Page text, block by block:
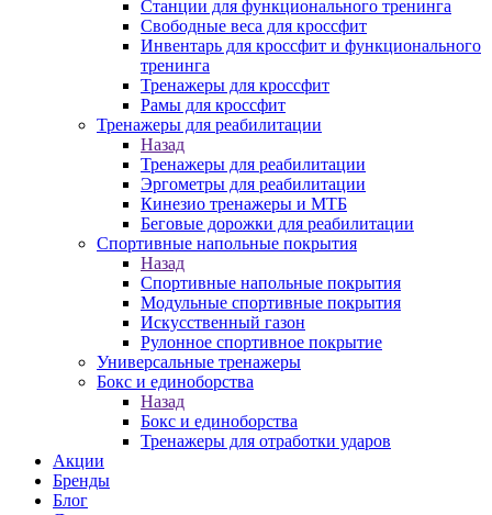
Станции для функционального тренинга
Свободные веса для кроссфит
Инвентарь для кроссфит и функционального
тренинга
Тренажеры для кроссфит
Рамы для кроссфит
Тренажеры для реабилитации
Назад
Тренажеры для реабилитации
Эргометры для реабилитации
Кинезио тренажеры и МТБ
Беговые дорожки для реабилитации
Спортивные напольные покрытия
Назад
Спортивные напольные покрытия
Модульные спортивные покрытия
Искусственный газон
Рулонное спортивное покрытие
Универсальные тренажеры
Бокс и единоборства
Назад
Бокс и единоборства
Тренажеры для отработки ударов
Акции
Бренды
Блог